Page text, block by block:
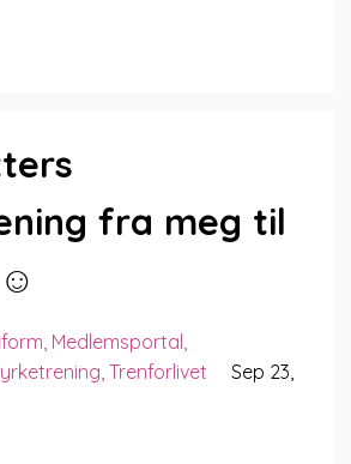
fra meg til
Medlemsportal
Trenforlivet
Sep 23,